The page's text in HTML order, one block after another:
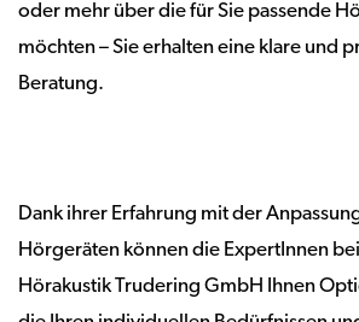
oder mehr über die für Sie passende
möchten – Sie erhalten eine klare und
Beratung.
Dank ihrer Erfahrung mit der
Hörgeräten können die ExpertInnen
Hörakustik Trudering GmbH Ihnen